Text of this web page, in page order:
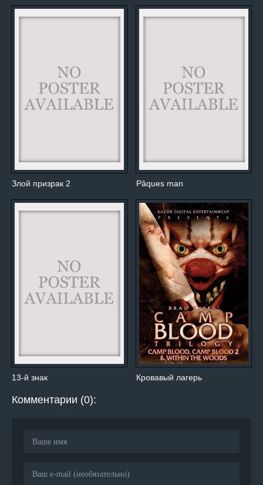
Злой призрак 2 Pâques man
13-й знак Кровавый лагерь
Комментарии (0):